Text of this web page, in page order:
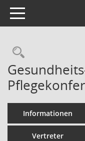
Toggle navigation
Informationen
Vertreter